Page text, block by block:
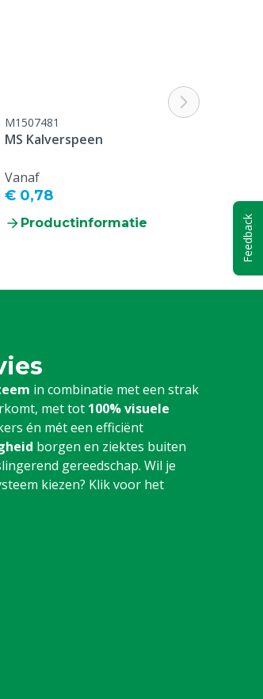
M1507481
MS Kalverspeen
Vanaf
€ 0,78
Productinformatie
M2509887
in combinatie met een strak
met tot 100% visuele
én mét een efficiënt
borgen en ziektes buiten
gereedschap. Wil je
kiezen? Klik voor het
Feedback